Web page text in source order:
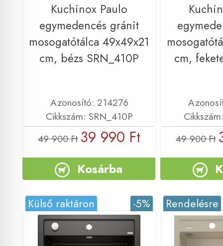
Kuchinox Paulo
egymedencés gránit
mosogatótálca 49x49x21
cm, bézs SRN_410P
Azonosító: 214276
Cikkszám: SRN_410P
49 900 Ft 39 990 Ft
Kosárba
cm,
49 900 Ft
-5%
Külső raktáron Rendelésre